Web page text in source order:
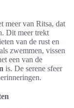
meer van Ritsa, dat
Dit meer trekt
van de rust en
zwemmen, vissen
een van de
is. De serene sfeer